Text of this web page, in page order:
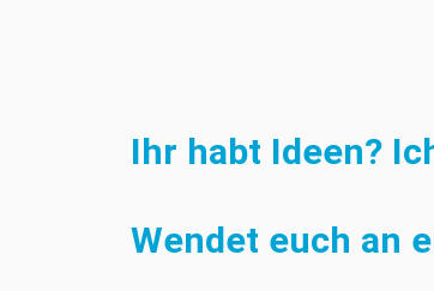
Ihr habt Ideen?
Wendet euch an